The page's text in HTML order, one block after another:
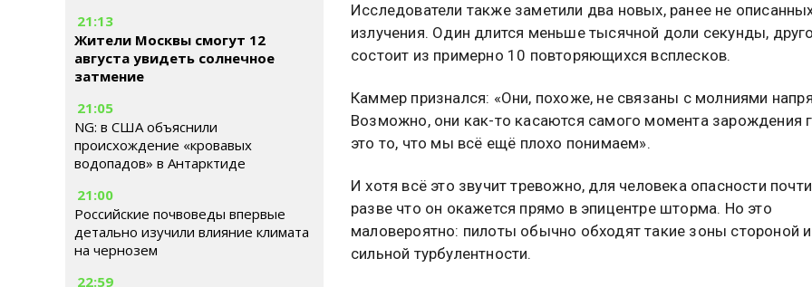
21:13
Жители Москвы смогут 12
августа увидеть солнечное
затмение
21:05
NG: в США объяснили
происхождение «кровавых
водопадов» в Антарктиде
21:00
Российские почвоведы впервые
детально изучили влияние климата
на чернозем
22:59
Исследователи также заметили два новых, ранее не
излучения. Один длится меньше тысячной доли секунды,
состоит из примерно 10 повторяющихся всплесков.
Каммер признался: «Они, похоже, не связаны с молниями
Возможно, они как-то касаются самого момента зарождения
это то, что мы всё ещё плохо понимаем».
И хотя всё это звучит тревожно, для человека опасности
разве что он окажется прямо в эпицентре шторма. Но это
маловероятно: пилоты обычно обходят такие зоны стороной
сильной турбулентности.